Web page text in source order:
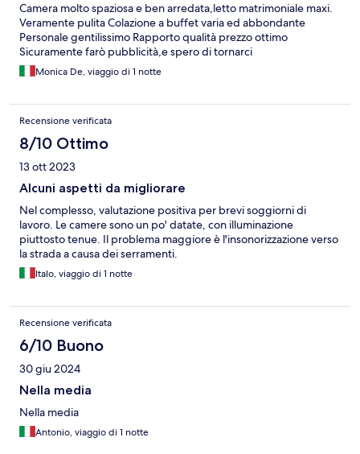
Camera molto spaziosa e ben arredata,letto matrimoniale maxi.
Veramente pulita Colazione a buffet varia ed abbondante
Personale gentilissimo Rapporto qualità prezzo ottimo
Sicuramente farò pubblicità,e spero di tornarci
Monica De, viaggio di 1 notte
Recensione verificata
8/10 Ottimo
13 ott 2023
Alcuni aspetti da migliorare
Nel complesso, valutazione positiva per brevi soggiorni di
lavoro. Le camere sono un po' datate, con illuminazione
piuttosto tenue. Il problema maggiore è l'insonorizzazione verso
la strada a causa dei serramenti.
Italo, viaggio di 1 notte
Recensione verificata
6/10 Buono
30 giu 2024
Nella media
Nella media
Antonio, viaggio di 1 notte